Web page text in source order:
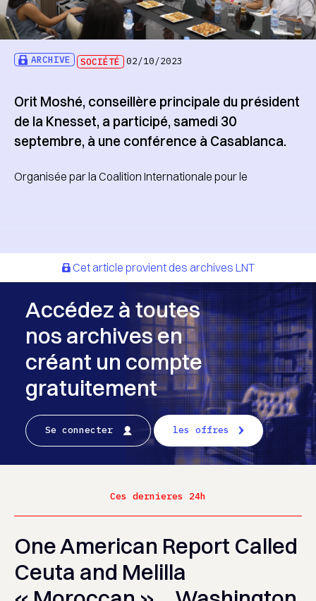
ARCHIVE SOCIÉTÉ 02/10/2023
Orit Moshé, conseillère principale du président
de la Knesset, a participé, samedi 30
septembre, à une conférence à Casablanca.
Organisée par la Coalition Internationale pour le
Cet article provient des archives LNT
Accédez à toutes
nos archives en
créant un compte
gratuitement
Se connecter les offres
Ces dernieres 24h
One American Report Called
Ceuta and Melilla